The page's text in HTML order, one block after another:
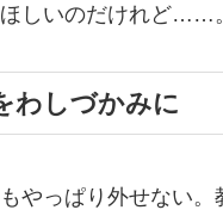
しいのだけれど……。
わしづかみに
やっぱり外せない